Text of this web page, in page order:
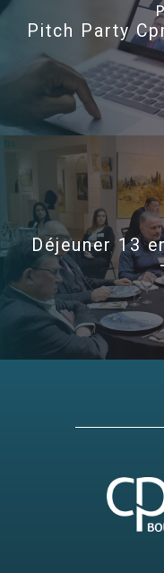
Pitch Party
Déjeuner 13